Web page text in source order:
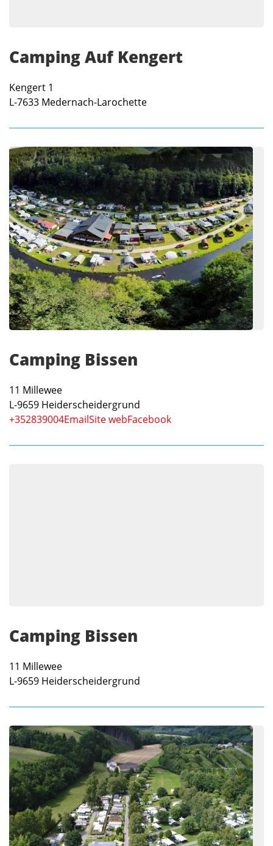
Camping Auf Kengert
Kengert 1
L-7633 Medernach-Larochette
Camping Bissen
11 Millewee
L-9659 Heiderscheidergrund
+352839004EmailSite webFacebook
Camping Bissen
11 Millewee
L-9659 Heiderscheidergrund